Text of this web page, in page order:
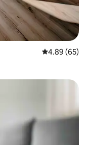
평점 4.89점(5
4.89 (65)